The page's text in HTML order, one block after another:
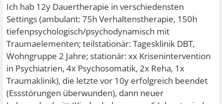
Ich hab 12y Dauertherapie in verschiedensten
Settings (ambulant: 75h Verhaltenstherapie, 150h
tiefenpsychologisch/psychodynamisch mit
Traumaelementen; teilstationär: Tagesklinik DBT,
Wohngruppe 2 Jahre; stationär: xx Krisenintervention
in Psychiatrien, 4x Psychosomatik, 2x Reha, 1x
Traumaklinik), die letzte vor 10y erfolgreich beendet
(Essstörungen überwunden), dann neuer